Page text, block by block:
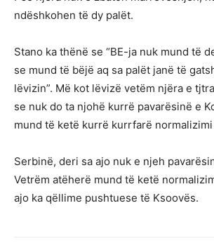
ndëshkohen të dy palët.
Stano ka thënë se “BE-ja nuk mund të
se mund të bëjë aq sa palët janë të
lëvizin”. Më kot lëvizë vetëm njëra e
se nuk do ta njohë kurrë pavarësinë e
mund të ketë kurrë kurrfarë normalizimi
Serbinë, deri sa ajo nuk e njeh
Vetrëm atëherë mund të ketë
ajo ka qëllime pushtuese të Ksoovës.